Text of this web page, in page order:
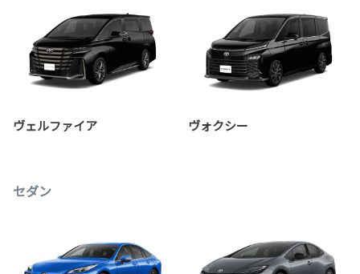
ヴェルファイア ヴォクシー
セダン